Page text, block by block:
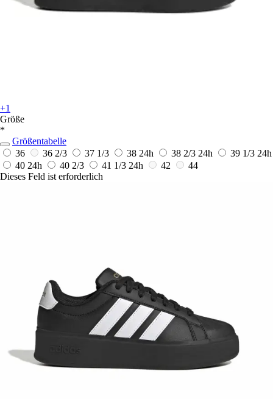
+1
Größe
*
Größentabelle
36
36 2/3 37 1/3 38 24h 38 2/3 24h 39 1/3 24h
40 24h 40 2/3 41 1/3 24h 42
44
Dieses Feld ist erforderlich